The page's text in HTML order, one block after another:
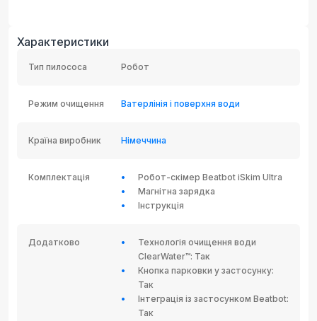
Характеристики
Тип пилососа Робот
Режим очищення Ватерлінія і поверхня води
Країна виробник Німеччина
Комплектація
Робот-скімер Beatbot iSkim Ultra
Магнітна зарядка
Інструкція
Додатково
Технологія очищення води
ClearWater™: Так
Кнопка парковки у застосунку:
Так
Інтеграція із застосунком Beatbot:
Так